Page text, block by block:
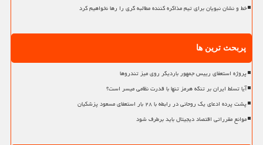
خط و نشان نبویان برای تیم مذاکره کننده مطالبه گری را رها نخواهیم کرد
پربحث ترین ها
پروژه استعفای رییس جمهور باردیگر روی میز تندروها
آیا تسلط ایران بر تنگه هرمز تنها با قدرت نظامی میسر است؟
پشت پرده ادعای یک روحانی در رابطه با ۲۸ بار استعفای مسعود پزشکیان
موانع مقرراتی اقتصاد دیجیتال باید برطرف شود